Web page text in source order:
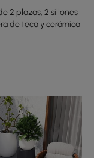
2 plazas, 2 sillones
de teca y cerámica